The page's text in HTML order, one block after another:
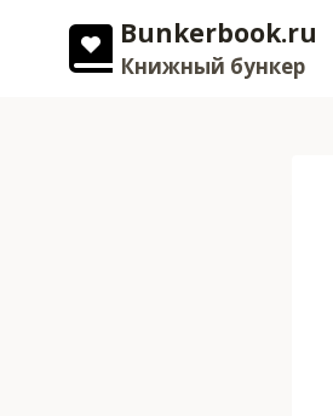
содержимому
Bunkerbook.ru
Книжный бункер